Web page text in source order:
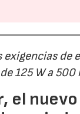
exigencias
125 W a 500
el